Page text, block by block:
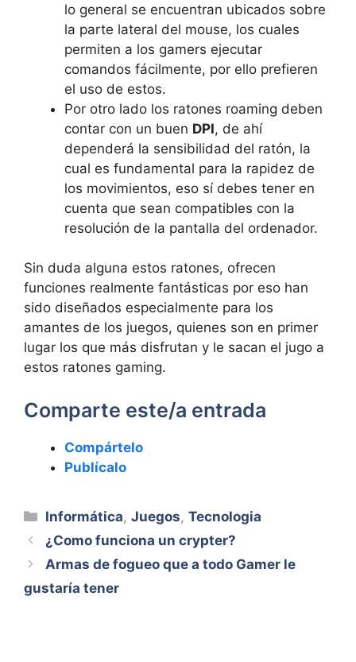
lo general se encuentran ubicados sobre
la parte lateral del mouse, los cuales
permiten a los gamers ejecutar
comandos fácilmente, por ello prefieren
el uso de estos.
Por otro lado los ratones roaming deben
contar con un buen DPI, de ahí
dependerá la sensibilidad del ratón, la
cual es fundamental para la rapidez de
los movimientos, eso sí debes tener en
cuenta que sean compatibles con la
resolución de la pantalla del ordenador.
Sin duda alguna estos ratones, ofrecen
funciones realmente fantásticas por eso han
sido diseñados especialmente para los
amantes de los juegos, quienes son en primer
lugar los que más disfrutan y le sacan el jugo a
estos ratones gaming.
Comparte este/a entrada
Compártelo
Publícalo
Categorías
Informática,Juegos,Tecnologia
¿Como funciona un crypter?
Armas de fogueo que a todo Gamer le
gustaría tener